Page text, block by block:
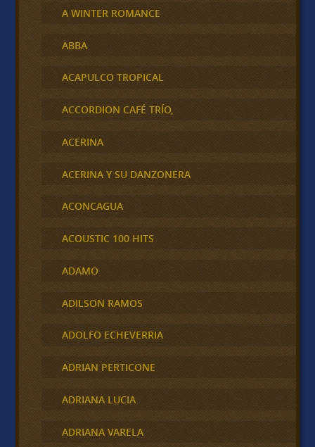
A WINTER ROMANCE
ABBA
ACAPULCO TROPICAL
ACCORDION CAFÉ TRÍO,
ACERINA
ACERINA Y SU DANZONERA
ACONCAGUA
ACOUSTIC 100 HITS
ADAMO
ADILSON RAMOS
ADOLFO ECHEVERRIA
ADRIAN PERTICONE
ADRIANA LUCIA
ADRIANA VARELA